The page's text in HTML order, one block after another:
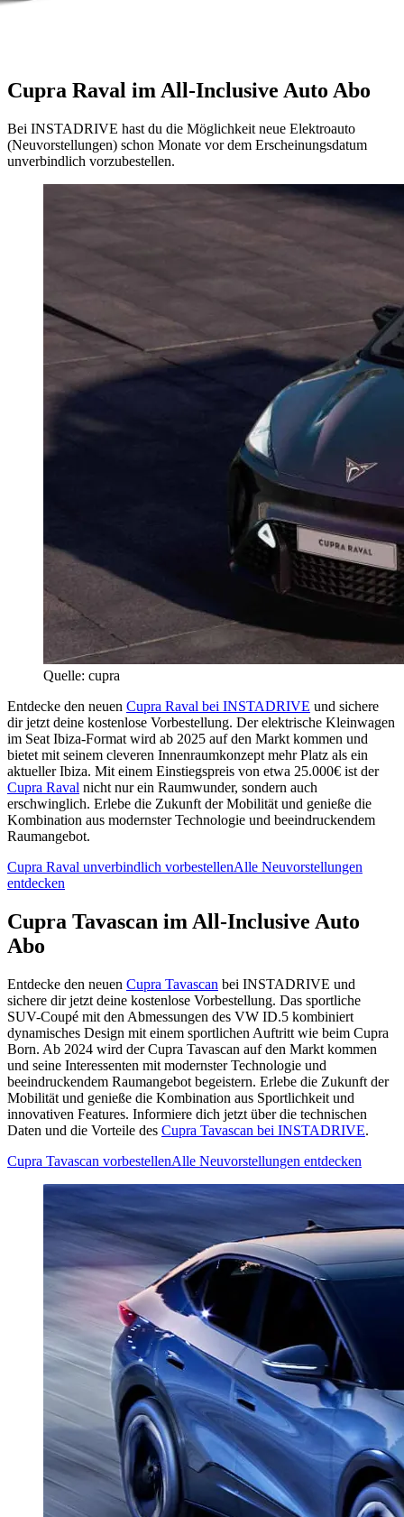
Cupra Raval im All-Inclusive Auto Abo
Bei INSTADRIVE hast du die Möglichkeit neue Elektroauto
(Neuvorstellungen) schon Monate vor dem Erscheinungsdatum
unverbindlich vorzubestellen.
Quelle: cupra
Entdecke den neuen Cupra Raval bei INSTADRIVE und sichere
dir jetzt deine kostenlose Vorbestellung. Der elektrische Kleinwagen
im Seat Ibiza-Format wird ab 2025 auf den Markt kommen und
bietet mit seinem cleveren Innenraumkonzept mehr Platz als ein
aktueller Ibiza. Mit einem Einstiegspreis von etwa 25.000€ ist der
Cupra Raval nicht nur ein Raumwunder, sondern auch
erschwinglich. Erlebe die Zukunft der Mobilität und genieße die
Kombination aus modernster Technologie und beeindruckendem
Raumangebot.
Cupra Raval unverbindlich vorbestellenAlle Neuvorstellungen
entdecken
Cupra Tavascan im All-Inclusive Auto
Abo
Entdecke den neuen Cupra Tavascan bei INSTADRIVE und
sichere dir jetzt deine kostenlose Vorbestellung. Das sportliche
SUV-Coupé mit den Abmessungen des VW ID.5 kombiniert
dynamisches Design mit einem sportlichen Auftritt wie beim Cupra
Born. Ab 2024 wird der Cupra Tavascan auf den Markt kommen
und seine Interessenten mit modernster Technologie und
beeindruckendem Raumangebot begeistern. Erlebe die Zukunft der
Mobilität und genieße die Kombination aus Sportlichkeit und
innovativen Features. Informiere dich jetzt über die technischen
Daten und die Vorteile des Cupra Tavascan bei INSTADRIVE.
Cupra Tavascan vorbestellenAlle Neuvorstellungen entdecken